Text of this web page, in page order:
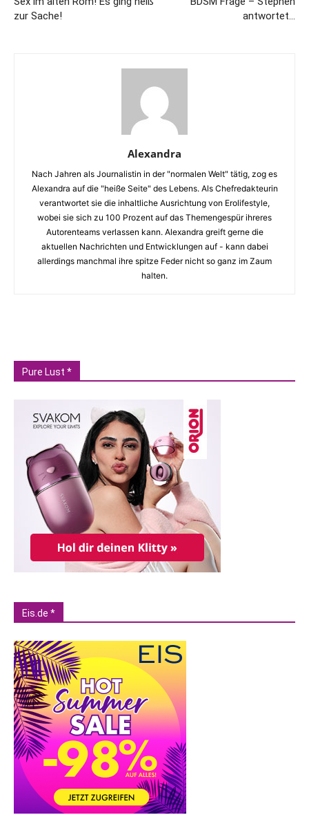
zur Sache!
antwortet…
Alexandra
Nach Jahren als Journalistin in der "normalen Welt" tätig, zog es
Alexandra auf die "heiße Seite" des Lebens. Als Chefredakteurin
verantwortet sie die inhaltliche Ausrichtung von Erolifestyle,
wobei sie sich zu 100 Prozent auf das Themengespür ihreres
Autorenteams verlassen kann. Alexandra greift gerne die
aktuellen Nachrichten und Entwicklungen auf - kann dabei
allerdings manchmal ihre spitze Feder nicht so ganz im Zaum
halten.
Pure Lust *
Eis.de *